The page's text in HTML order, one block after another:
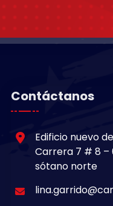
Contáctanos
Edificio nuevo
Carrera 7 # 8 –
sótano norte